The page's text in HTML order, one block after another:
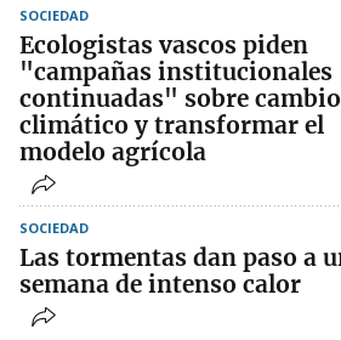
SOCIEDAD
Ecologistas vascos piden
"campañas institucionales
continuadas" sobre cambio
climático y transformar el
modelo agrícola
SOCIEDAD
Las tormentas dan paso a
semana de intenso calor